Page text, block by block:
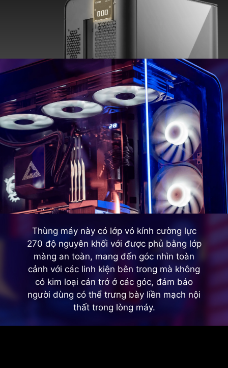
Thùng máy này có lớp vỏ kính cường lực
270 độ nguyên khối với được phủ bằng lớp
màng an toàn, mang đến góc nhìn toàn
cảnh với các linh kiện bên trong mà không
có kim loại cản trở ở các góc, đảm bảo
người dùng có thể trưng bày liền mạch nội
thất trong lòng máy.